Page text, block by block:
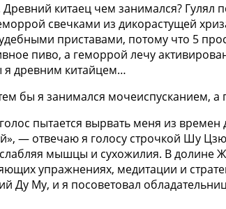
китаец чем занимался? Гулял
свечками из дикорастущей
приставами, потому что 5
пиво, а геморрой лечу
я древним китайцем…
бы я занимался мочеиспусканием, а
пытается вырвать меня из
— отвечаю я голосу строчкой Шу
мышцы и сухожилия. В долине
упражнениях, медитации и
Ду Му, и я посоветовал